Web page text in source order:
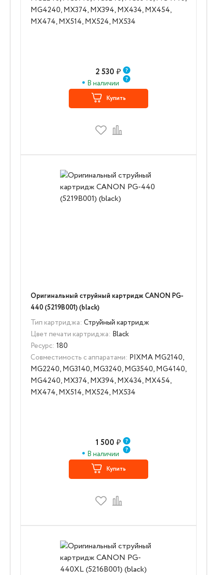
MG4240, MX374, MX394, MX434, MX454,
MX474, MX514, MX524, MX534
2 530 ₽
В наличии
Купить
Оригинальный струйный картридж CANON PG-
440 (5219B001) (black)
Тип картриджа: Струйный картридж
Цвет печати картриджа: Black
Ресурс: 180
Совместимость с аппаратами: PIXMA MG2140,
MG2240, MG3140, MG3240, MG3540, MG4140,
MG4240, MX374, MX394, MX434, MX454,
MX474, MX514, MX524, MX534
1 500 ₽
В наличии
Купить